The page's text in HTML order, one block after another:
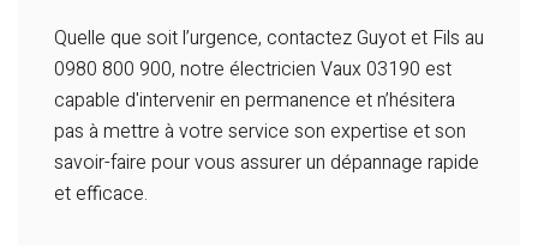
Quelle que soit l’urgence, contactez Guyot et Fils au
0980 800 900, notre électricien Vaux 03190 est
capable d'intervenir en permanence et n’hésitera
pas à mettre à votre service son expertise et son
savoir-faire pour vous assurer un dépannage rapide
et efficace.